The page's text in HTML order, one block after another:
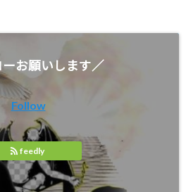
お願いします／
Follow
feedly